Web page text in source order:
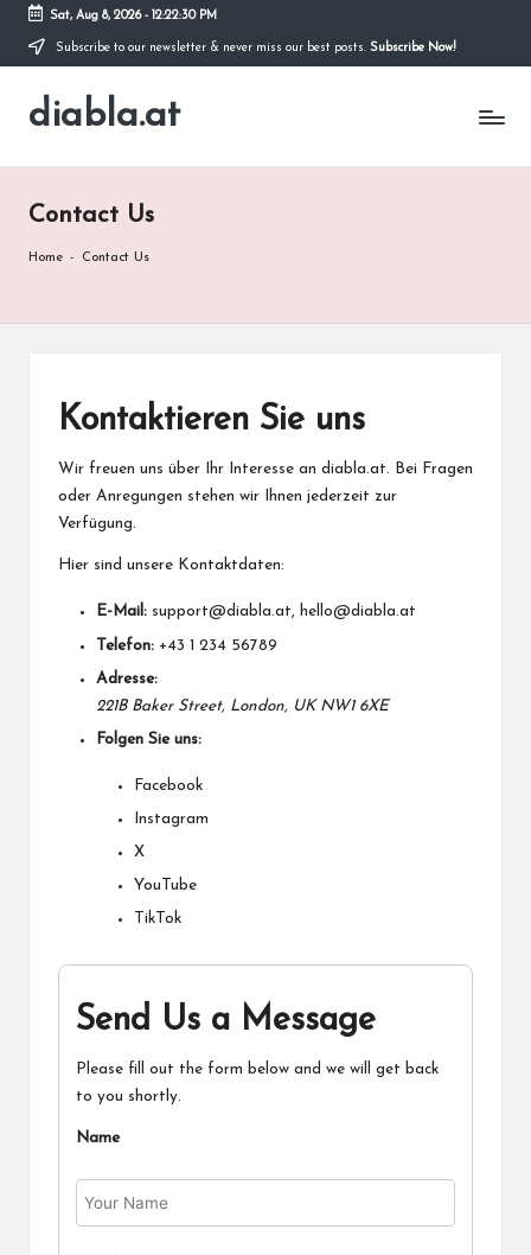
Skip
content
Sat, Aug 8, 2026- 12:22:31 PM
Subscribe to our newsletter & never miss our best posts. Subscribe Now!
diabla.at
Contact Us
Home - Contact Us
Kontaktieren Sie uns
Wir freuen uns über Ihr Interesse an diabla.at. Bei Fragen
oder Anregungen stehen wir Ihnen jederzeit zur
Verfügung.
Hier sind unsere Kontaktdaten:
E-Mail: support@diabla.at, hello@diabla.at
Telefon: +43 1 234 56789
Adresse:
221B Baker Street, London, UK NW1 6XE
Folgen Sie uns:
Facebook
Instagram
X
YouTube
TikTok
Send Us a Message
Please fill out the form below and we will get back
to you shortly.
Name